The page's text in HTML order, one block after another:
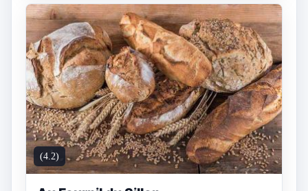
(4.2)